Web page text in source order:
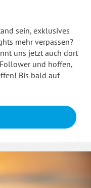
sein, exklusives
mehr verpassen?
uns jetzt auch dort
und hoffen,
Bis bald auf